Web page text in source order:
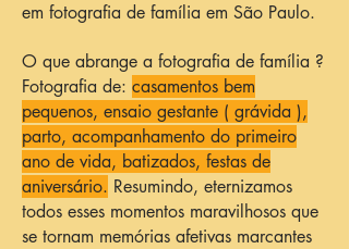
em fotografia de família em São Paulo.
O que abrange a fotografia de família ?
Fotografia de: casamentos bem
pequenos, ensaio gestante ( grávida ),
parto, acompanhamento do primeiro
ano de vida, batizados, festas de
aniversário. Resumindo, eternizamos
todos esses momentos maravilhosos que
se tornam memórias afetivas marcantes